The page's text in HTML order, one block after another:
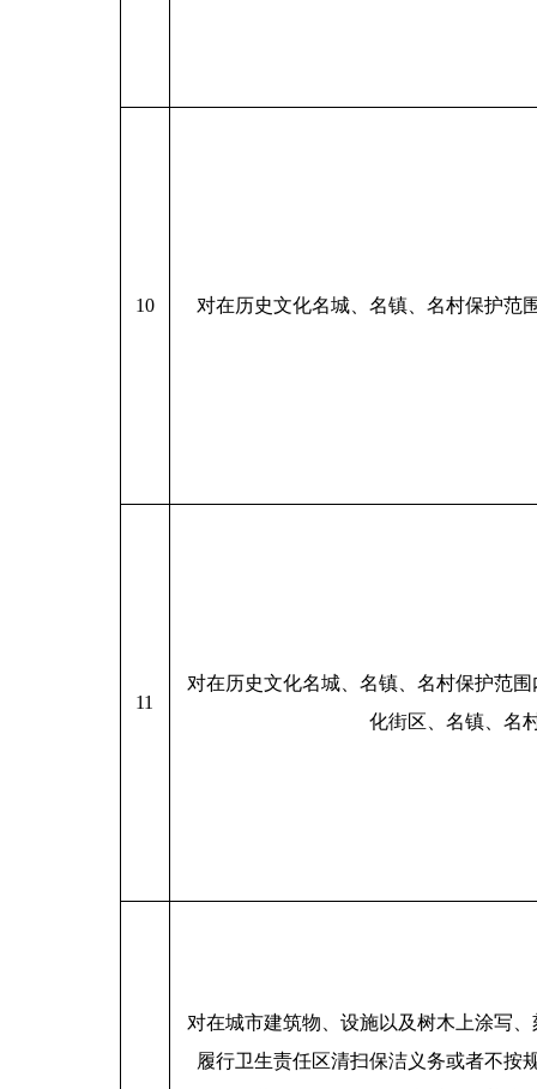
10 对在历史文化名城、名镇、名村保护范
11
对在历史文化名城、名镇、名村保护范
化街区、名镇、名
对在城市建筑物、设施以及树木上涂写
履行卫生责任区清扫保洁义务或者不按